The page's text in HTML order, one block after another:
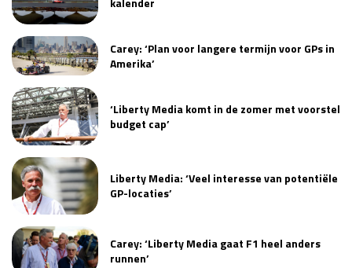
Carey: ‘Plan voor langere termijn voor GPs in
Amerika’
‘Liberty Media komt in de zomer met voorstel
budget cap’
Liberty Media: ‘Veel interesse van potentiële
GP-locaties’
Carey: ‘Liberty Media gaat F1 heel anders
runnen’